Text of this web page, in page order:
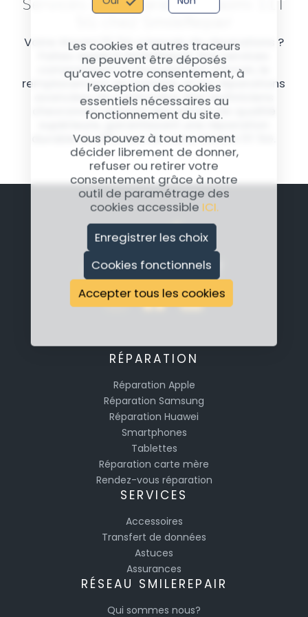
Les cookies et autres traceurs
ne peuvent être déposés
qu’avec votre consentement, à
l’exception des cookies
essentiels nécessaires au
fonctionnement du site.
Vous pouvez à tout moment
décider librement de donner,
refuser ou retirer votre
consentement grâce à notre
outil de paramétrage des
cookies accessible ICI.
Enregistrer les choix
Cookies fonctionnels
Accepter tous les cookies
Votre Xiaomi 11T 5G a besoin de réparations ?
Faites appel à SmileRepair. Nos services
comprennent le changement d'écran, le
remplacement de batterie, et les réparations
avancées de carte mère. Nos techniciens
chevronnés utilisent des pièces de qualité
supérieure, garantissant une réparation
durable et efficace de votre Xiaomi 11T 5G.
RÉPARATION
Réparation Apple
Réparation Samsung
Réparation Huawei
Smartphones
Tablettes
Réparation carte mère
Rendez-vous réparation
SERVICES
Accessoires
Transfert de données
Astuces
Assurances
RÉSEAU SMILEREPAIR
Qui sommes nous?